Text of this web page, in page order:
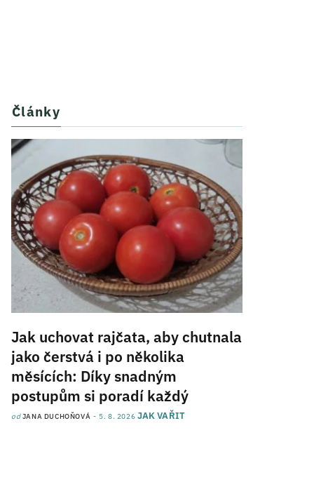
Články
Jak uchovat rajčata, aby chutnala
jako čerstvá i po několika
měsících: Díky snadným
postupům si poradí každý
odJANA DUCHOŇOVÁ 5. 8. 2026 JAK VAŘIT